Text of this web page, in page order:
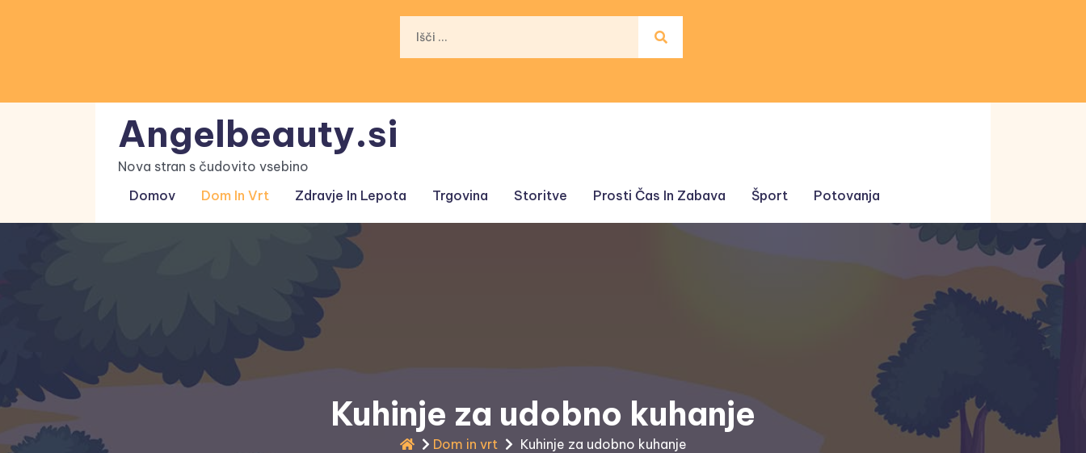
Angelbeauty.si
Nova stran s čudovito vsebino
Domov
Dom In Vrt Zdravje In Lepota Trgovina Storitve Prosti Čas In Zabava Šport Potovanja
Kuhinje za udobno kuhanje
Dom in vrt Kuhinje za udobno kuhanje